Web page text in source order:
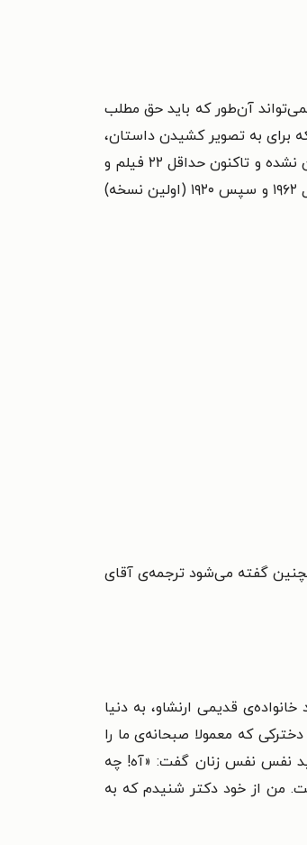
آن‌طور که باید حق مطلب
برای به تصویر کشیدن داستان،
نیاز به سه نسل از هنرپیشگان وجود دارد، در نتیجه ساختار روایی پیچیده و پرهزینه می‌شود. ولی هیچ‌کدام از این موارد مانع هنرمندان نشده و تاکنون حداقل ۲۲ فیلم و
سریال با الهام و یا از روی این کتاب ساخته شده است؛ اولین آن در سال ۱۹۲۰، و آخرین آن در سال ۲۰۲۲. در بین همه نسخ، فیلم سال ۱۹۶۲ و سپس ۱۹۲۰ (اولین نسخه)
سال ۱۳۳۵ و جدیدترین ترجمه تاکنون از خانم سعیدا زندیان در سال ۱۳۹۶ می‌باشد. همچنین گفته می‌شود ترجمه‌ی آقای
قدیمی ارنشاو، به دنیا
که معمولا صبحانه‌ی ما را
نفس نفس زنان گفت: «آه! چه
من از خود دکتر شنیدم که به